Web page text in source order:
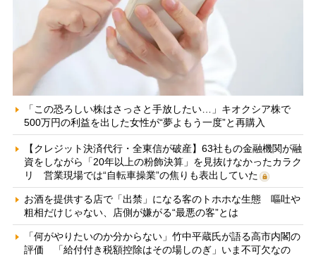
「この恐ろしい株はさっさと手放したい…」キオクシア株で
500万円の利益を出した女性が“夢よもう一度”と再購入
【クレジット決済代行・全東信が破産】63社もの金融機関が融
資をしながら「20年以上の粉飾決算」を見抜けなかったカラク
リ 営業現場では“自転車操業”の焦りも表出していた
お酒を提供する店で「出禁」になる客のトホホな生態 嘔吐や
粗相だけじゃない、店側が嫌がる“最悪の客”とは
「何がやりたいのか分からない」竹中平蔵氏が語る高市内閣の
評価 「給付付き税額控除はその場しのぎ」いま不可欠なの